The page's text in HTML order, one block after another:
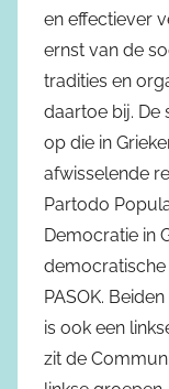
en effectiever
ernst van de
tradities en
daartoe bij. De
op die in
afwisselende
Partodo
Democratie in
democratische
PASOK.
is ook een
zit de